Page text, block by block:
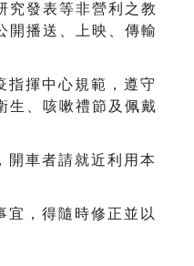
究發表等非營利之教
開播送、上映、傳輸
指揮中心規範，遵守
生、咳嗽禮節及佩戴
開車者請就近利用本
宜，得隨時修正並以